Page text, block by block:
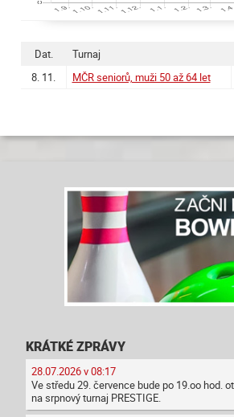
Dat. Turnaj
8. 11.
MČR seniorů, muži 50 až 64 let
KRÁTKÉ ZPRÁVY
28.07.2026 v 08:17
Ve středu 29. července bude po 19.oo hod.
na srpnový turnaj PRESTIGE.